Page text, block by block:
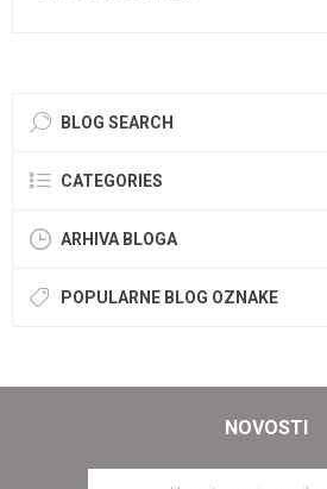
BLOG SEARCH
CATEGORIES
ARHIVA BLOGA
POPULARNE BLOG OZNAKE
NOVOSTI